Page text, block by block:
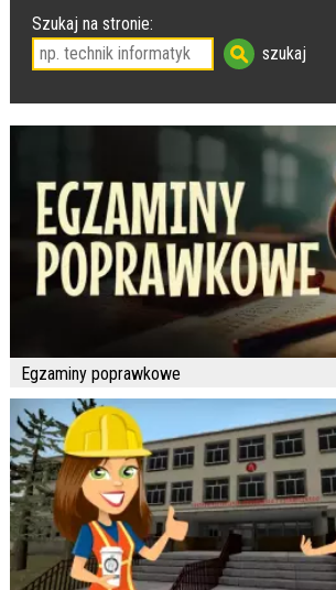
Szukaj na stronie:
Egzaminy poprawkowe